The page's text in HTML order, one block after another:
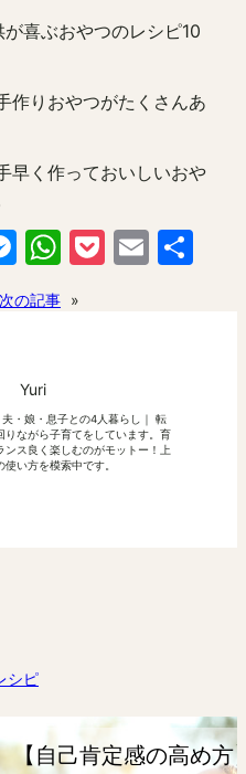
喜ぶおやつのレシピ10
作りおやつがたくさんあ
早く作っておいしいおや
Messenger
WhatsApp
Pocket
Email
次の記事 »
Yuri
・娘・息子との4人暮らし｜ 転
りながら子育てをしています。育
ンス良く楽しむのがモットー！上
使い方を模索中です。
シピ
の高め方】